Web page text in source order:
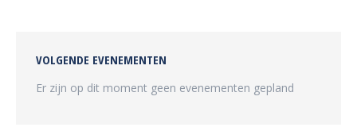
VOLGENDE EVENEMENTEN
Er zijn op dit moment geen evenementen gepland